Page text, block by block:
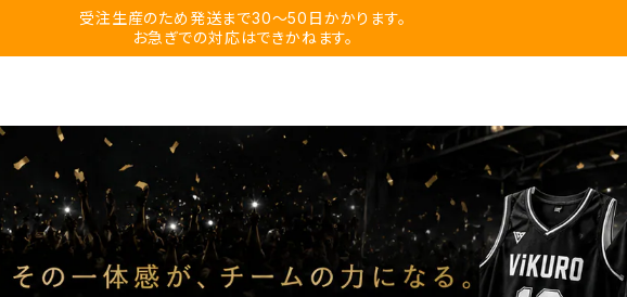
受注生産のため発送まで30〜50日かかります。
お急ぎでの対応はできかねます。